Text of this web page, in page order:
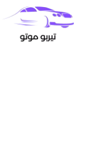
التجاوز
إلى
المحتوى